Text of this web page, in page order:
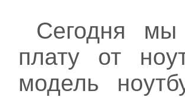
Сегодня мы
плату от
модель